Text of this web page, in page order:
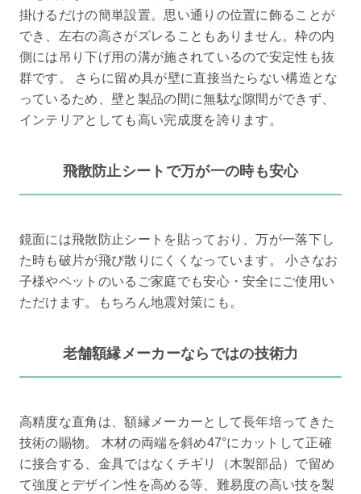
掛けるだけの簡単設置。思い通りの位置に飾ることが
でき、左右の高さがズレることもありません。枠の内
側には吊り下げ用の溝が施されているので安定性も抜
群です。 さらに留め具が壁に直接当たらない構造とな
っているため、壁と製品の間に無駄な隙間ができず、
インテリアとしても高い完成度を誇ります。
飛散防止シートで万が一の時も安心
鏡面には飛散防止シートを貼っており、万が一落下し
た時も破片が飛び散りにくくなっています。 小さなお
子様やペットのいるご家庭でも安心・安全にご使用い
ただけます。もちろん地震対策にも。
老舗額縁メーカーならではの技術力
高精度な直角は、額縁メーカーとして長年培ってきた
技術の賜物。 木材の両端を斜め47°にカットして正確
に接合する、金具ではなくチギリ（木製部品）で留め
て強度とデザイン性を高める等、難易度の高い技を製